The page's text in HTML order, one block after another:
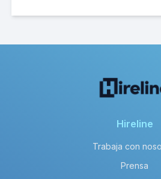
Hireline
Trabaja con
Prensa